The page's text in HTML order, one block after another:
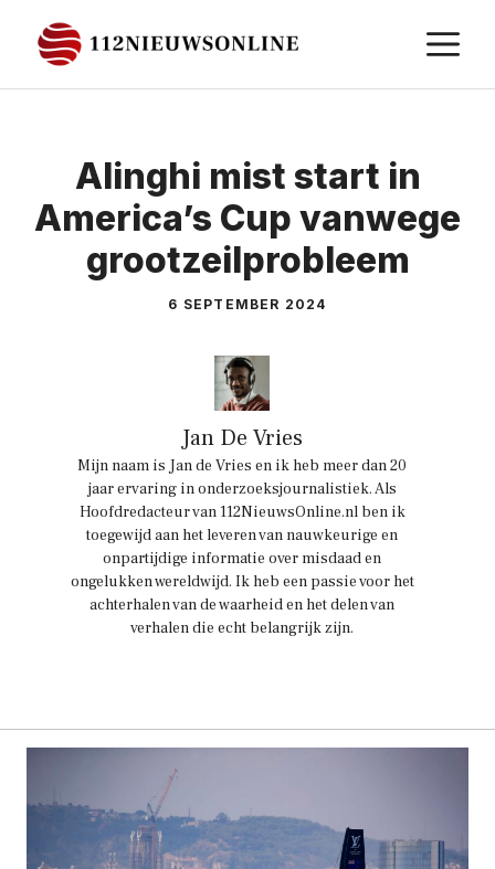
naar
de
Alinghi mist start in
America’s Cup vanwege
grootzeilprobleem
6 SEPTEMBER 2024
Jan De Vries
Mijn naam is Jan de Vries en ik heb meer dan 20
jaar ervaring in onderzoeksjournalistiek. Als
Hoofdredacteur van 112NieuwsOnline.nl ben ik
toegewijd aan het leveren van nauwkeurige en
onpartijdige informatie over misdaad en
ongelukken wereldwijd. Ik heb een passie voor het
achterhalen van de waarheid en het delen van
verhalen die echt belangrijk zijn.